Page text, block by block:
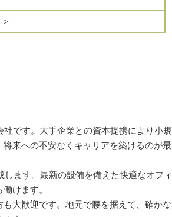
です。大手企業との資本提携により小規
来への不安なくキャリアを築けるのが最
ます。最新の設備を備えた快適なオフィ
けます。
大歓迎です。地元で腰を据えて、確かな